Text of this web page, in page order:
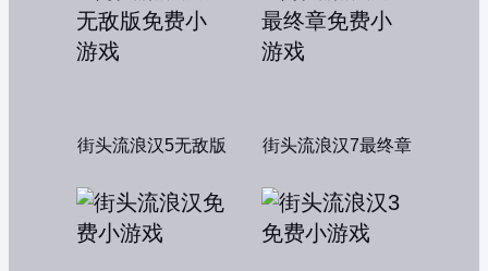
街头流浪汉5无敌版 街头流浪汉7最终章